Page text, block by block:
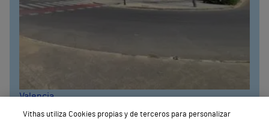
Valencia
Hospital Vithas Valencia Turia
Vithas utiliza Cookies propias y de terceros para personalizar